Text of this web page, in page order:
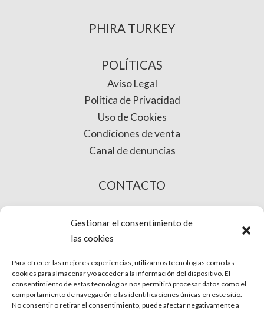
Gestionar el consentimiento de
las cookies
Para ofrecer las mejores experiencias, utilizamos tecnologías como las
cookies para almacenar y/o acceder a la información del dispositivo. El
consentimiento de estas tecnologías nos permitirá procesar datos como el
comportamiento de navegación o las identificaciones únicas en este sitio.
No consentir o retirar el consentimiento, puede afectar negativamente a
PHIRA TURKEY
POLÍTICAS
Aviso Legal
Política de Privacidad
Uso de Cookies
Condiciones de venta
Canal de denuncias
CONTACTO
COMPRA ONLINE